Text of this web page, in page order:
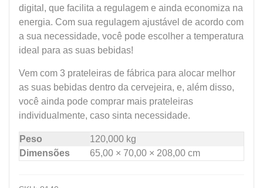
digital, que facilita a regulagem e ainda economiza na
energia. Com sua regulagem ajustável de acordo com
a sua necessidade, você pode escolher a temperatura
ideal para as suas bebidas!
Vem com 3 prateleiras de fábrica para alocar melhor
as suas bebidas dentro da cervejeira, e, além disso,
você ainda pode comprar mais prateleiras
individualmente, caso sinta necessidade.
Peso
120,000 kg
Dimensões
65,00 × 70,00 × 208,00 cm